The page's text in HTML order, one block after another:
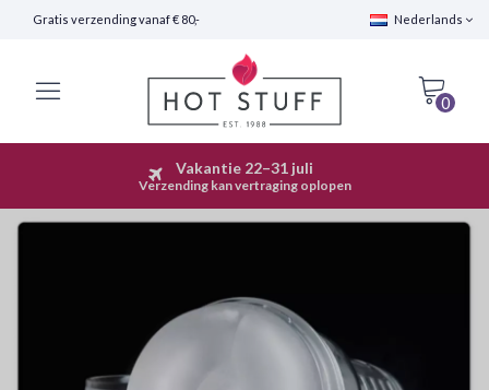
Gratis verzending vanaf € 80,- Nederlands
0
Snelle Verzending (24 uur)
Vakantie 22–31 juli
Verzending kan vertraging oplopen